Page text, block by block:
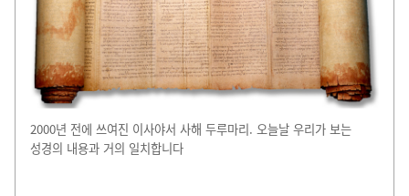
2000년 전에 쓰여진 이사야서 사해 두루마리. 오늘날 우리가 보는
성경의 내용과 거의 일치합니다